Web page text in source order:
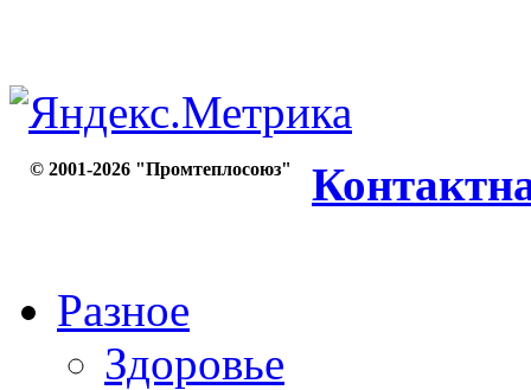
© 2001-2026 "Промтеплосоюз"
Разное
Здоровье